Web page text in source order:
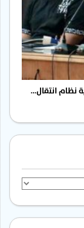
انتقال…